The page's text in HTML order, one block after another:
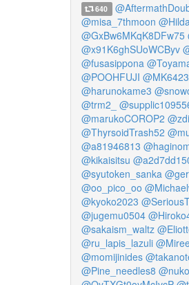
640
@misa_7thmoon
@GxBw6MKqK8DFw75
@x91K6ghSUoWCByv
@fusasippona
@POOHFUJI
@harunokame3
@trm2_
@marukoCOROP2
@ThyrsoidTrash52
@a81946813
@kikaisitsu
@syutoken_sanka
@oo_pico_oo
@kyoko2023
@jugemu0504
@sakaism_waltz
@ru_lapis_lazuli
@momijinides
@Pine_needles8